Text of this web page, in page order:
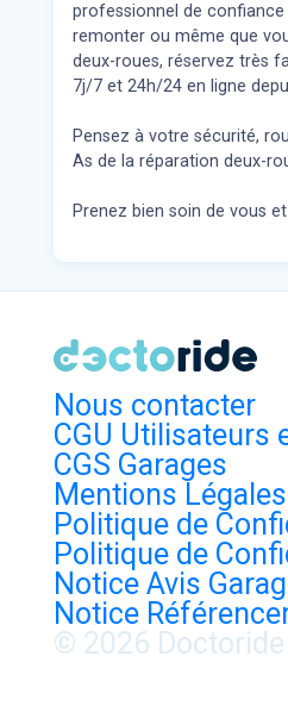
professionnel de
remonter ou même que
deux-roues, réservez très
7j/7 et 24h/24 en ligne
Pensez à votre sécurité,
As de la réparation deux-
Prenez bien soin de vous
Nous contacter
CGU Utilisateurs
CGS Garages
Mentions Légales
Politique de
Politique de
Notice Avis
Notice
© 2026 Doctoride